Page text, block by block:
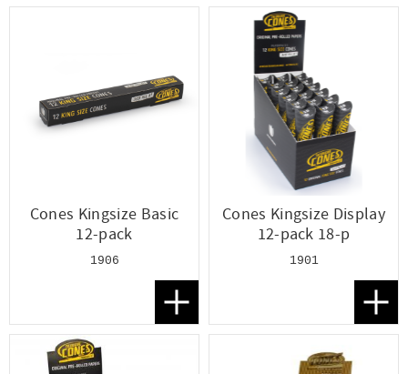
Cones Kingsize Basic
12-pack
1906
Lägg till i favoriter
Cones Kingsize Display
12-pack 18-p
1901